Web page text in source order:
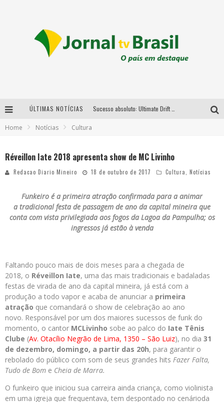
ÚLTIMAS NOTÍCIAS
Em abril, Boulevard Shopping BH realiza sorteio de TVs 4K
Home Notícias Cultura
Réveillon Iate 2018 apresenta show de MC Livinho
Redacao Diario Mineiro 18 de outubro de 2017 Cultura Notícias
Funkeiro é a primeira atração confirmada para a animar
a tradicional festa de passagem de ano da capital mineira que
conta com vista privilegiada aos fogos da Lagoa da Pampulha; os
ingressos já estão à venda
Faltando pouco mais de dois meses para a chegada de
2018, o Réveillon Iate, uma das mais tradicionais e badaladas
festas de virada de ano da capital mineira, já está com a
produção a todo vapor e acaba de anunciar a primeira
atração que comandará o show de celebração ao ano
novo. Responsável por um dos maiores sucessos de funk do
momento, o cantor MCLivinho sobe ao palco do Iate Tênis
Clube (Av. Otacílio Negrão de Lima, 1350 – São Luiz), no dia 31
de dezembro, domingo, a partir das 20h, para garantir o
rebolado do público com som de seus grandes hits Fazer Falta,
Tudo de Bom e Cheia de Marra.
O funkeiro que iniciou sua carreira ainda criança, como violinista
em uma igreja que frequentava, tem despontado no cenárioda